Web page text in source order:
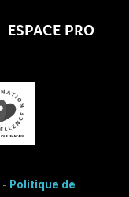
ESPACE PRO
- Politique de